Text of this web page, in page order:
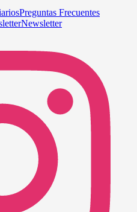
Preguntas Frecuentes
Newsletter